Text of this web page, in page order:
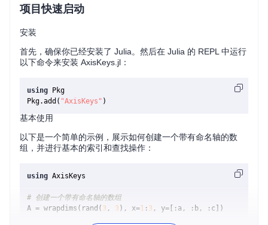
项目快速启动
安装
首先，确保你已经安装了 Julia。然后在 Julia 的 REPL 中运行
以下命令来安装 AxisKeys.jl：
using Pkg
Pkg.add( "AxisKeys"
基本使用
以下是一个简单的示例，展示如何创建一个带有命名轴的数
组，并进行基本的索引和查找操作：
using AxisKeys
# 创建一个带有命名轴的数组
A = wrapdims(rand( 3 , 3 ), x=1 : 3 , y=[:a, :b, :c])